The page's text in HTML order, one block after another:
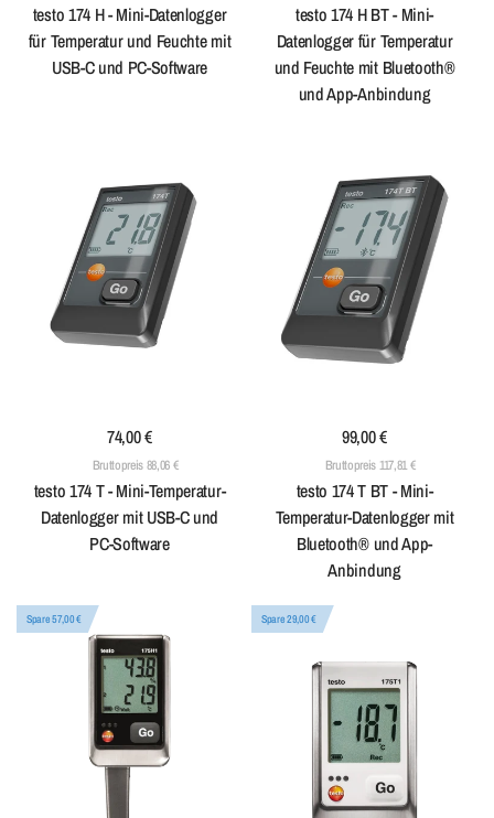
testo 174 H - Mini-Datenlogger
für Temperatur und Feuchte mit
USB-C und PC-Software
testo 174 H BT - Mini-
Datenlogger für Temperatur
und Feuchte mit Bluetooth®
und App-Anbindung
74,00 €
Bruttopreis 88,06 €
testo 174 T - Mini-Temperatur-
Datenlogger mit USB-C und
PC-Software
99,00 €
Bruttopreis 117,81 €
testo 174 T BT - Mini-
Temperatur-Datenlogger mit
Bluetooth® und App-
Anbindung
Spare 57,00 € Spare 29,00 €